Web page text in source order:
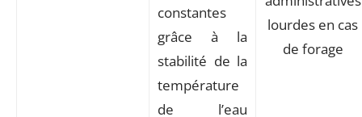
constantes
grâce à la
stabilité de la
température
de l’eau
lourdes en cas
de forage